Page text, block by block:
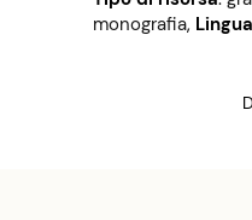
monografia,